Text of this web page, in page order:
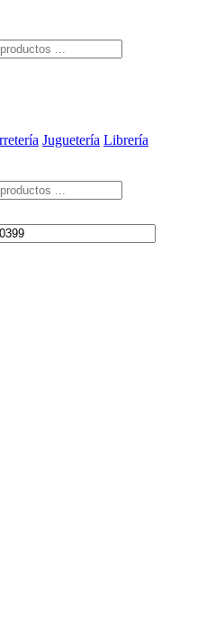
Juguetería Librería